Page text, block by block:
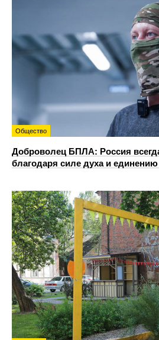
Общество
Доброволец БПЛА: Россия
благодаря силе духа и